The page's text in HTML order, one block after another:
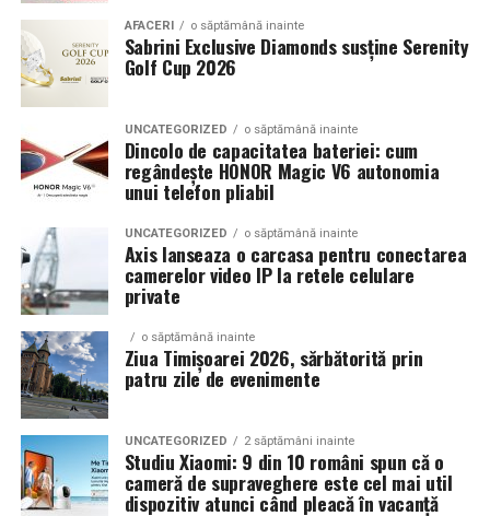
Echilibrul dintre estetica si utilizare reala
Un aspect specific evenimentelor auto din Cluj este
prezenta multor masini care nu sunt doar proiecte de
show, ci si vehicule utilizate zilnic. Proprietarii acestora
cauta solutii care sa le permita sa participe la
evenimente fara a sacrifica complet confortul sau
siguranta pe drumurile publice.
In acest context, anvelopele alese trebuie sa ofere un
echilibru intre aspect si functionalitate. Multi pasionati
opteaza pentru anvelope care arata bine la show, dar
care pot fi folosite si in conditii reale de trafic,
indiferent de vreme sau sezon.
De ce conteaza tipul de anvelopa la evenimentele din
Cluj
Clujul este un oras in care vremea poate fi imprevizibila,
iar drumurile din imprejurimi includ atat zone urbane,
AFACERI o săptămână inainte
Sabrini Exclusive Diamonds susține Serenity
Golf Cup 2026
UNCATEGORIZED o săptămână inainte
Dincolo de capacitatea bateriei: cum
regândește HONOR Magic V6 autonomia
unui telefon pliabil
UNCATEGORIZED o săptămână inainte
Axis lanseaza o carcasa pentru conectarea
camerelor video IP la retele celulare
private
o săptămână inainte
Ziua Timișoarei 2026, sărbătorită prin
patru zile de evenimente
UNCATEGORIZED 2 săptămâni inainte
Studiu Xiaomi: 9 din 10 români spun că o
cameră de supraveghere este cel mai util
dispozitiv atunci când pleacă în vacanță